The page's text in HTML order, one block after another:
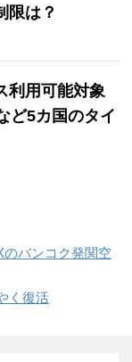
限は？
利用可能対象
ど5カ国のタイ
バンコク発関空
く復活